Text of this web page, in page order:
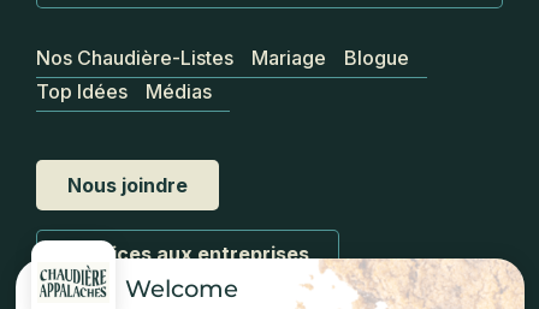
Nous joindre
Services aux entreprises
Nos Chaudière-Listes Mariage
Blogue
Top Idées
Médias
Welcome